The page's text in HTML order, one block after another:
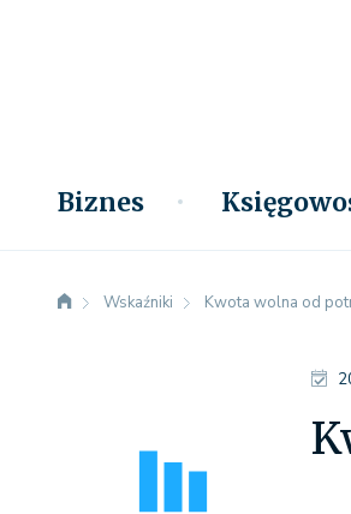
Biznes
Wskaźniki Kwota wolna od